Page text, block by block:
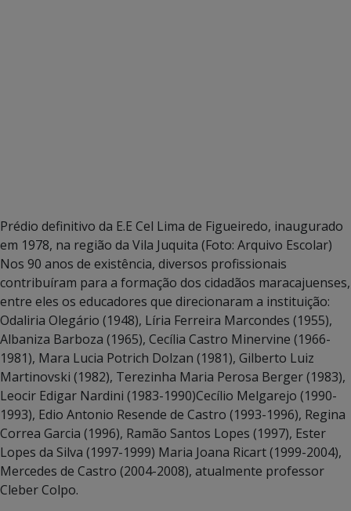
Prédio definitivo da E.E Cel Lima de Figueiredo, inaugurado
em 1978, na região da Vila Juquita (Foto: Arquivo Escolar)
Nos 90 anos de existência, diversos profissionais
contribuíram para a formação dos cidadãos maracajuenses,
entre eles os educadores que direcionaram a instituição:
Odaliria Olegário (1948), Líria Ferreira Marcondes (1955),
Albaniza Barboza (1965), Cecília Castro Minervine (1966-
1981), Mara Lucia Potrich Dolzan (1981), Gilberto Luiz
Martinovski (1982), Terezinha Maria Perosa Berger (1983),
Leocir Edigar Nardini (1983-1990)Cecílio Melgarejo (1990-
1993), Edio Antonio Resende de Castro (1993-1996), Regina
Correa Garcia (1996), Ramão Santos Lopes (1997), Ester
Lopes da Silva (1997-1999) Maria Joana Ricart (1999-2004),
Mercedes de Castro (2004-2008), atualmente professor
Cleber Colpo.